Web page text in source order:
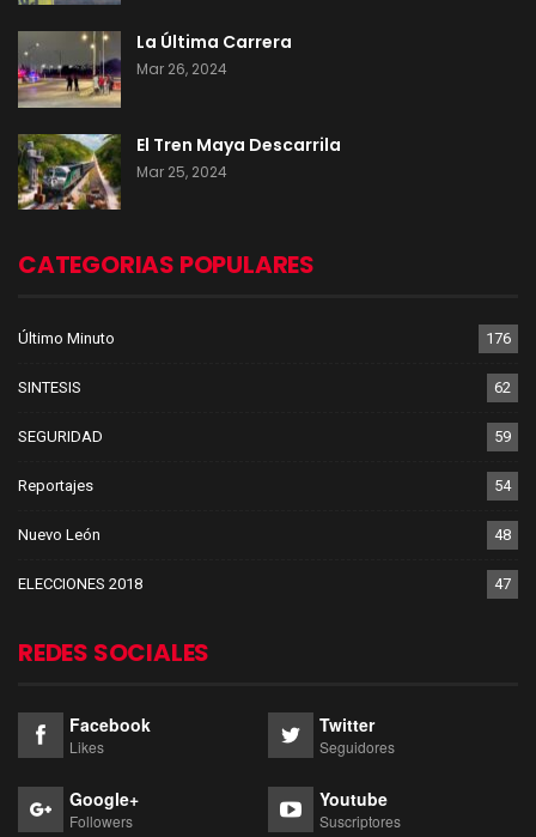
La Última Carrera
Mar 26, 2024
El Tren Maya Descarrila
Mar 25, 2024
CATEGORIAS POPULARES
Último Minuto 176
SINTESIS 62
SEGURIDAD 59
Reportajes 54
Nuevo León 48
ELECCIONES 2018 47
REDES SOCIALES
Facebook
Likes
Twitter
Seguidores
Google+
Followers
Youtube
Suscriptores